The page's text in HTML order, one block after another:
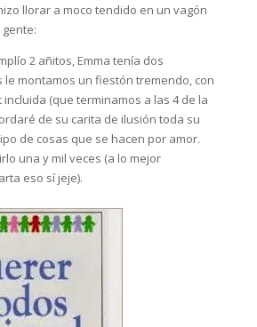
llorar a moco tendido en un vagón
2 añitos, Emma tenía dos
le montamos un fiestón tremendo, con
(que terminamos a las 4 de la
de su carita de ilusión toda su
de cosas que se hacen por amor.
una y mil veces (a lo mejor
eso sí jeje).